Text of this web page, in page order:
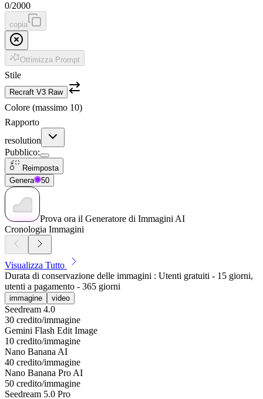
0/2000
copia
Ottimizza Prompt
Stile
Recraft V3 Raw
Colore (massimo 10)
Rapporto
resolution
Pubblico:
Reimposta
Genera
50
Prova ora il Generatore di Immagini AI
Cronologia Immagini
Visualizza Tutto
Durata di conservazione delle immagini : Utenti gratuiti - 15 giorni,
utenti a pagamento - 365 giorni
immagine video
Seedream 4.0
30 credito/immagine
Gemini Flash Edit Image
10 credito/immagine
Nano Banana AI
40 credito/immagine
Nano Banana Pro AI
50 credito/immagine
Seedream 5.0 Pro